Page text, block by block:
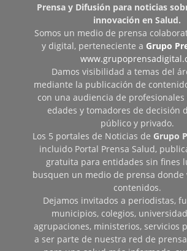
Prensa y Difusión para noticias
innovación en Salud.
Somos un medio de prensa
y digital, perteneciente a Grupo
Damos visibilidad a temas del
mediante la publicación de
con una audiencia de profesionales
edades y tomadores de decisión
público y privado.
Los 5 portales de Noticias de Grupo
incluido Portal Prensa Salud,
gratuita para entidades sin fines
busquen un medio de prensa donde
contenidos.
Dejamos invitados a periodistas,
municipios, colegios,
agrupaciones, ministerios, servicios
a ser parte de nuestra red de